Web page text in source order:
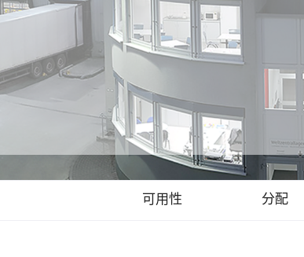
可用性 分配